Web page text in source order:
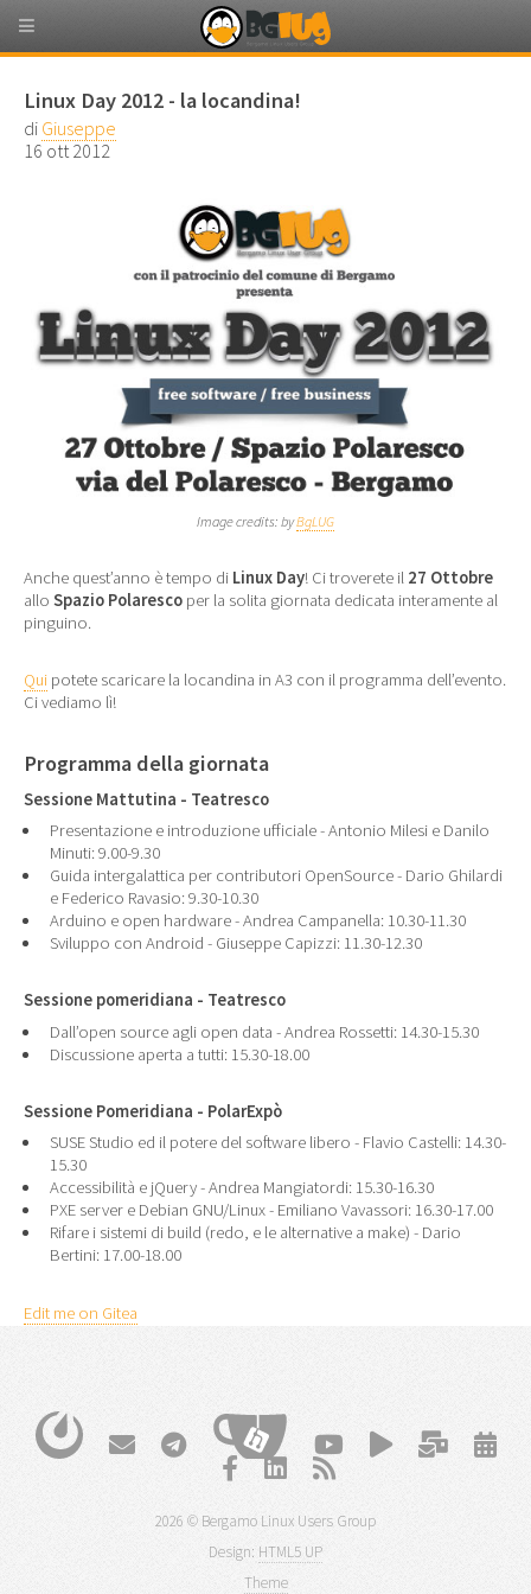
Linux Day 2012 - la locandina!
di Giuseppe
16 ott 2012
Image credits: byBgLUG
Anche quest’anno è tempo di Linux Day! Ci troverete il 27 Ottobre
allo Spazio Polaresco per la solita giornata dedicata interamente al
pinguino.
Qui potete scaricare la locandina in A3 con il programma dell’evento.
Ci vediamo lì!
Programma della giornata
Sessione Mattutina - Teatresco
Presentazione e introduzione ufficiale - Antonio Milesi e Danilo
Minuti: 9.00-9.30
Guida intergalattica per contributori OpenSource - Dario Ghilardi
e Federico Ravasio: 9.30-10.30
Arduino e open hardware - Andrea Campanella: 10.30-11.30
Sviluppo con Android - Giuseppe Capizzi: 11.30-12.30
Sessione pomeridiana - Teatresco
Dall’open source agli open data - Andrea Rossetti: 14.30-15.30
Discussione aperta a tutti: 15.30-18.00
Sessione Pomeridiana - PolarExpò
SUSE Studio ed il potere del software libero - Flavio Castelli: 14.30-
15.30
Accessibilità e jQuery - Andrea Mangiatordi: 15.30-16.30
PXE server e Debian GNU/Linux - Emiliano Vavassori: 16.30-17.00
Rifare i sistemi di build (redo, e le alternative a make) - Dario
Bertini: 17.00-18.00
Edit me on Gitea
2026 © Bergamo Linux Users Group
Design: HTML5 UP
Theme